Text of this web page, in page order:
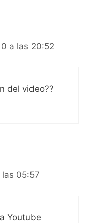
a las 20:52
del video??
las 05:57
Youtube